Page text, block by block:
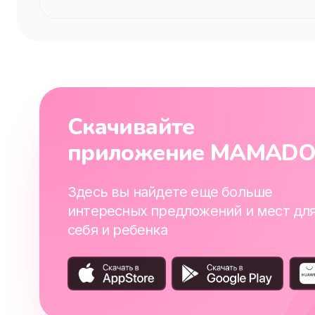
Скачивайте
приложение
Здесь вы найдете еще больше
интересных предложений и мест
себя и ребенка